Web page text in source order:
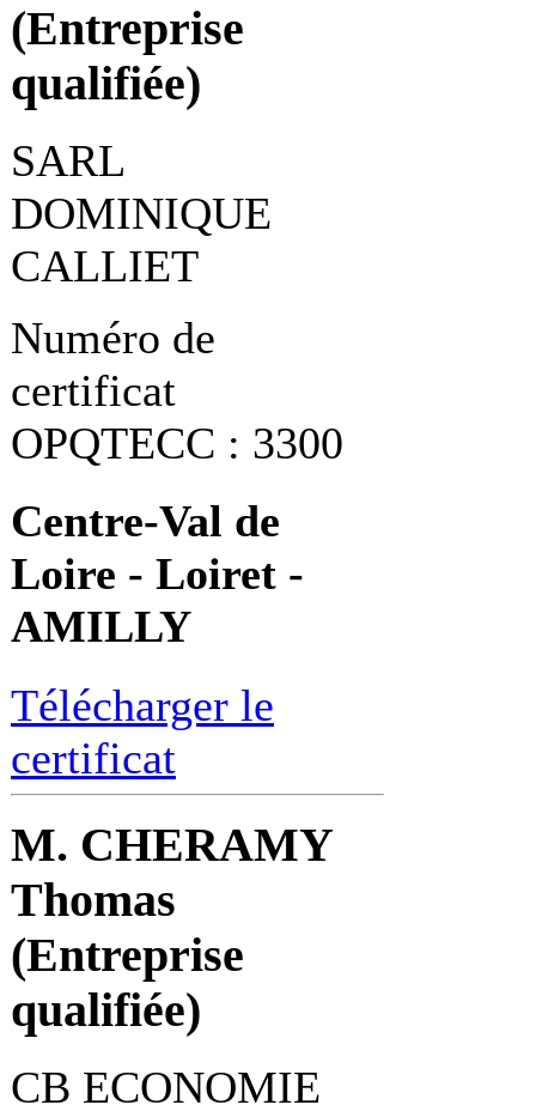
(Entreprise
qualifiée)
SARL
DOMINIQUE
CALLIET
Numéro de
certificat
OPQTECC : 3300
Centre-Val de
Loire - Loiret -
AMILLY
Télécharger le
certificat
M. CHERAMY
Thomas
(Entreprise
qualifiée)
CB ECONOMIE